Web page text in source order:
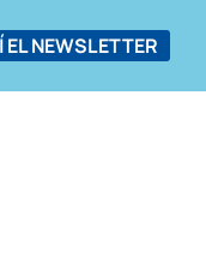
EL NEWSLETTER